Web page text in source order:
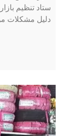
دلیل مشکلات